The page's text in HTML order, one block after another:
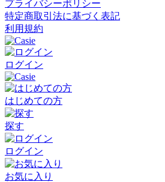
プライバシーポリシー
特定商取引法に基づく表記
利用規約
ログイン
はじめての方
探す
ログイン
お気に入り